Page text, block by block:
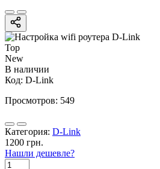
Top
New
В наличии
Код: D-Link
Просмотров: 549
Категория: D-Link
1200 грн.
Нашли дешевле?